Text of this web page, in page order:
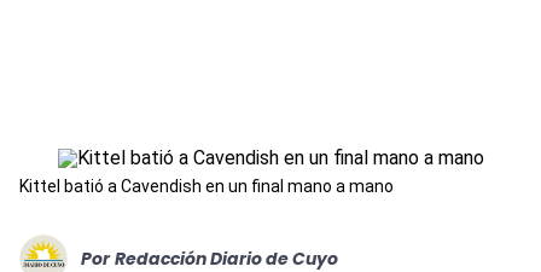
Kittel batió a Cavendish en un final mano a mano
Por Redacción Diario de Cuyo